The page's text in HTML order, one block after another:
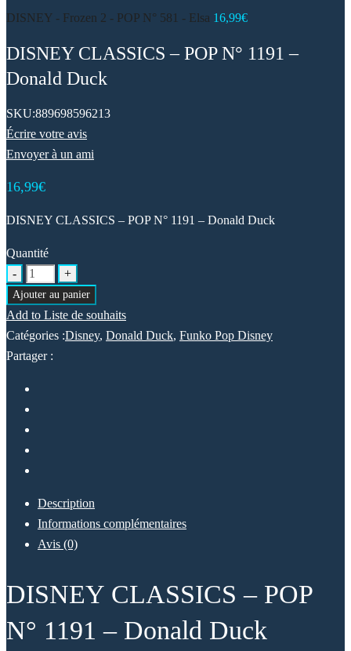
DISNEY - Frozen 2 - POP N° 581 - Elsa 16,99€
DISNEY CLASSICS – POP N° 1191 –
Donald Duck
SKU:889698596213
Écrire votre avis
Envoyer à un ami
16,99€
DISNEY CLASSICS – POP N° 1191 – Donald Duck
Quantité
Ajouter au panier
Add to Liste de souhaits
Catégories :Disney, Donald Duck, Funko Pop Disney
Partager :
Description
Informations complémentaires
Avis (0)
DISNEY CLASSICS – POP
N° 1191 – Donald Duck